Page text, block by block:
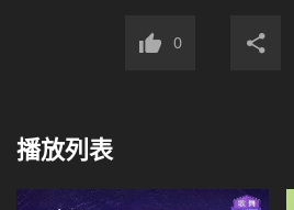
音樂劇《小真的故事
0
播放列表